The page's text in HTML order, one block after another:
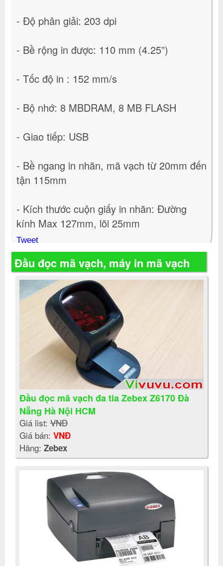
- Độ phân giải: 203 dpi
- Bề rộng in được: 110 mm (4.25”)
- Tốc độ in : 152 mm/s
- Bộ nhớ: 8 MBDRAM, 8 MB FLASH
- Giao tiếp: USB
- Bề ngang in nhãn, mã vạch từ 20mm đến
tận 115mm
- Kích thước cuộn giấy in nhãn: Đường
kính Max 127mm, lõi 25mm
Tweet
Đầu đọc mã vạch, máy in mã vạch
Đầu đọc mã vạch đa tia Zebex Z6170 Đà
Nẵng Hà Nội HCM
Giá list:VNĐ
Giá bán: VNĐ
Hãng: Zebex